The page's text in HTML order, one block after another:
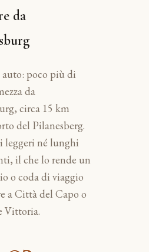
da
auto: poco più di
da
circa 15 km
del Pilanesberg.
leggeri né lunghi
il che lo rende un
o coda di viaggio
a Città del Capo o
Vittoria.